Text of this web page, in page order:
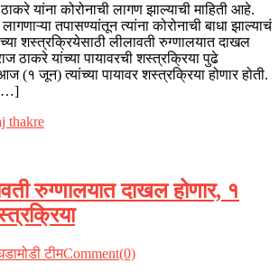
यांना कोरोनाची लागण झाल्याची माहिती आहे.
तपासण्यांतून त्यांना कोरोनाची बाधा झाल्याचं
शस्त्रक्रियेसाठी लीलावती रुग्णालयात दाखल
ठाकरे यांच्या पायावरची शस्त्रक्रिया पुढे
जून) त्यांच्या पायावर शस्त्रक्रिया होणार होती.
[…]
रुग्णालयात दाखल होणार, १
टीमComment(0)